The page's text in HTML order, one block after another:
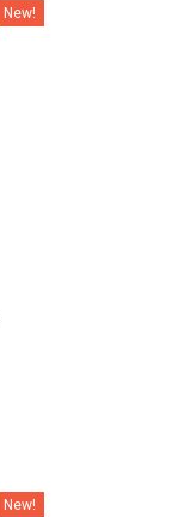
New!
New!